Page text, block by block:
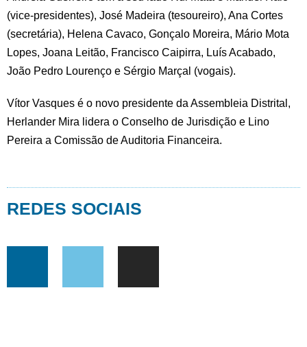
(vice-presidentes), José Madeira (tesoureiro), Ana Cortes
(secretária), Helena Cavaco, Gonçalo Moreira, Mário Mota
Lopes, Joana Leitão, Francisco Caipirra, Luís Acabado,
João Pedro Lourenço e Sérgio Marçal (vogais).
Vítor Vasques é o novo presidente da Assembleia Distrital,
Herlander Mira lidera o Conselho de Jurisdição e Lino
Pereira a Comissão de Auditoria Financeira.
REDES SOCIAIS